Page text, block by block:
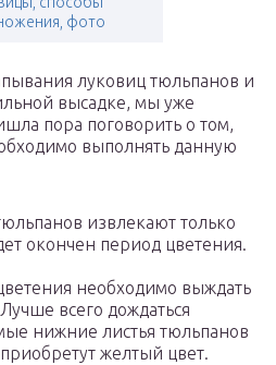
фото
луковиц тюльпанов и
высадке, мы уже
пора поговорить о том,
выполнять данную
извлекают только
окончен период цветения.
необходимо выждать
всего дождаться
нижние листья тюльпанов
желтый цвет.